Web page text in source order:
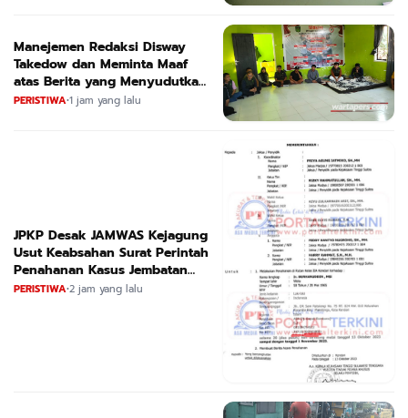
Manejemen Redaksi Disway
Takedow dan Meminta Maaf
atas Berita yang Menyudutkan
APL
PERISTIWA•1 jam yang lalu
JPKP Desak JAMWAS Kejagung
Usut Keabsahan Surat Perintah
Penahanan Kasus Jembatan
CIRAUCI II
PERISTIWA•2 jam yang lalu